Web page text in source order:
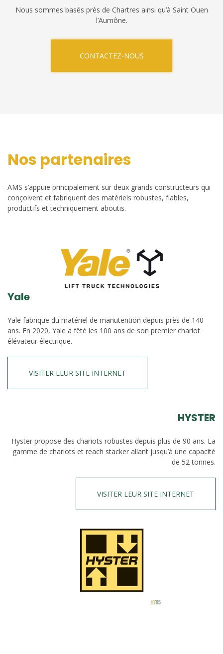
Nous sommes basés près de Chartres ainsi qu’à Saint Ouen
l’Aumône.
CONTACTEZ-NOUS
Nos partenaires
AMS s’appuie principalement sur deux grands constructeurs qui
conçoivent et fabriquent des matériels robustes, fiables,
productifs et techniquement aboutis.
Yale
Yale fabrique du matériel de manutention depuis près de 140
ans. En 2020, Yale a fêté les 100 ans de son premier chariot
élévateur électrique.
VISITER LEUR SITE INTERNET
HYSTER
Hyster propose des chariots robustes depuis plus de 90 ans. La
gamme de chariots et reach stacker allant jusqu’à une capacité
de 52 tonnes.
VISITER LEUR SITE INTERNET